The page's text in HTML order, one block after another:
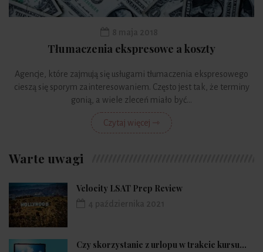
Tłumaczenia ekspresowe a koszty
Agencje, które zajmują się usługami tłumaczenia ekspresowego
cieszą się sporym zainteresowaniem. Często jest tak, że terminy
gonią, a wiele zleceń miało być...
Czytaj więcej ⇾
Warte uwagi
Velocity LSAT Prep Review
Czy skorzystanie z urlopu w trakcie kursu...